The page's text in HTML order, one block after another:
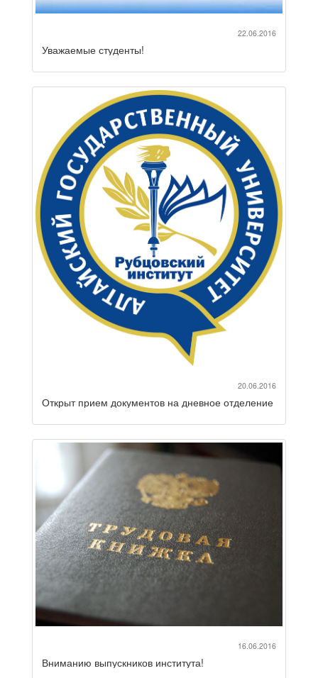
22.06.2016
Уважаемые студенты!
20.06.2016
Открыт прием документов на дневное отделение
16.06.2016
Вниманию выпускников института!